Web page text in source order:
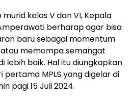
kelas V dan VI, Kepala
Amperawati berharap agar bisa
baru sebagai momentum
memompa semangat
lebih baik. Hal itu diungkapkan
MPLS yang digelar di
pagi 15 Juli 2024.